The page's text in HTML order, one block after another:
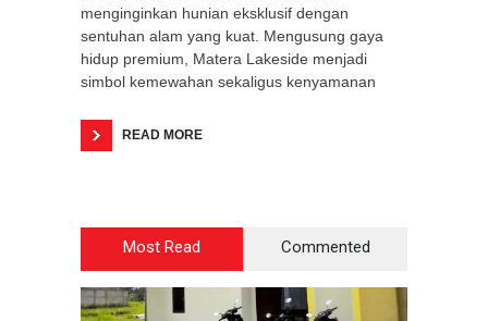
menginginkan hunian eksklusif dengan
sentuhan alam yang kuat. Mengusung gaya
hidup premium, Matera Lakeside menjadi
simbol kemewahan sekaligus kenyamanan
READ MORE
Most Read Commented